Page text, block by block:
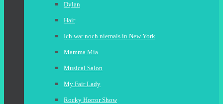
Dylan
Hair
Ich war noch niemals in New York
Mamma Mia
Musical Salon
My Fair Lady
Rocky Horror Show